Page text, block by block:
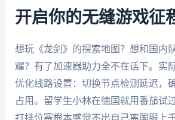
开启你的无缝游戏征
想玩《龙剑》的探索地图？想和国内
耀？有了加速器助力全不在话下。实
优化线路设置：切换节点检测延迟，
占用。留学生小林在德国就用番茄试
打排位赛根本感觉不出自己离国服上